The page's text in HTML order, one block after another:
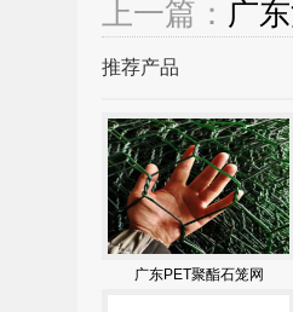
上一篇： 广
推荐产品
广东PET聚酯石笼网